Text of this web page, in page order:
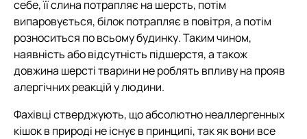
себе, її слина потрапляє на шерсть, потім
випаровується, білок потрапляє в повітря, а потім
розноситься по всьому будинку. Таким чином,
наявність або відсутність підшерстя, а також
довжина шерсті тварини не роблять впливу на прояв
алергічних реакцій у людини.
Фахівці стверджують, що абсолютно неаллергенных
кішок в природі не існує в принципі, так як вони все